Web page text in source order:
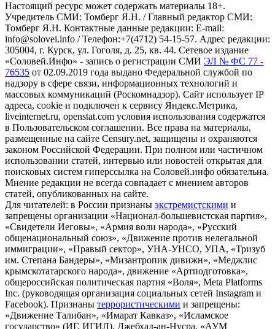
Настоящий ресурс может содержать материалы 18+.
Учредитель СМИ: Томберг Я.Н. / Главный редактор СМИ:
Томберг Я.Н. Контактные данные редакции: E-mail:
info@solovei.info / Телефон:+7(4712) 54-15-57. Адрес редакции:
305004, г. Курск, ул. Гоголя, д. 25, кв. 44. Сетевое издание
«Соловей.Инфо» - запись о регистрации СМИ ЭЛ № ФС 77 -
76535 от 02.09.2019 года выдано Федеральной службой по
надзору в сфере связи, информационных технологий и
массовых коммуникаций (Роскомнадзор). Сайт использует IP
адреса, cookie и подключен к сервису Яндекс.Метрика,
liveinternet.ru, openstat.com условия использования содержатся
в Пользовательском соглашении. Все права на материалы,
размещенные на сайте Censury.net, защищены и охраняются
законом Российской Федерации. При полном или частичном
использовании статей, интервью или новостей открытая для
поисковых систем гиперссылка на Соловей.инфо обязательна.
Мнение редакции не всегда совпадает с мнением авторов
статей, опубликованных на сайте.
Для читателей: в России признаны экстремистскими и
запрещены организации «Национал-большевистская партия»,
«Свидетели Иеговы», «Армия воли народа», «Русский
общенациональный союз», «Движение против нелегальной
иммиграции», «Правый сектор», УНА-УНСО, УПА, «Тризуб
им. Степана Бандеры», «Мизантропик дивижн», «Меджлис
крымскотатарского народа», движение «Артподготовка»,
общероссийская политическая партия «Воля», Meta Platforms
Inc. (руководящая организация социальных сетей Instagram и
Facebook). Признаны террористическими и запрещены:
«Движение Талибан», «Имарат Кавказ», «Исламское
государство» (ИГ, ИГИЛ), Джебхад-ан-Нусра, «АУМ